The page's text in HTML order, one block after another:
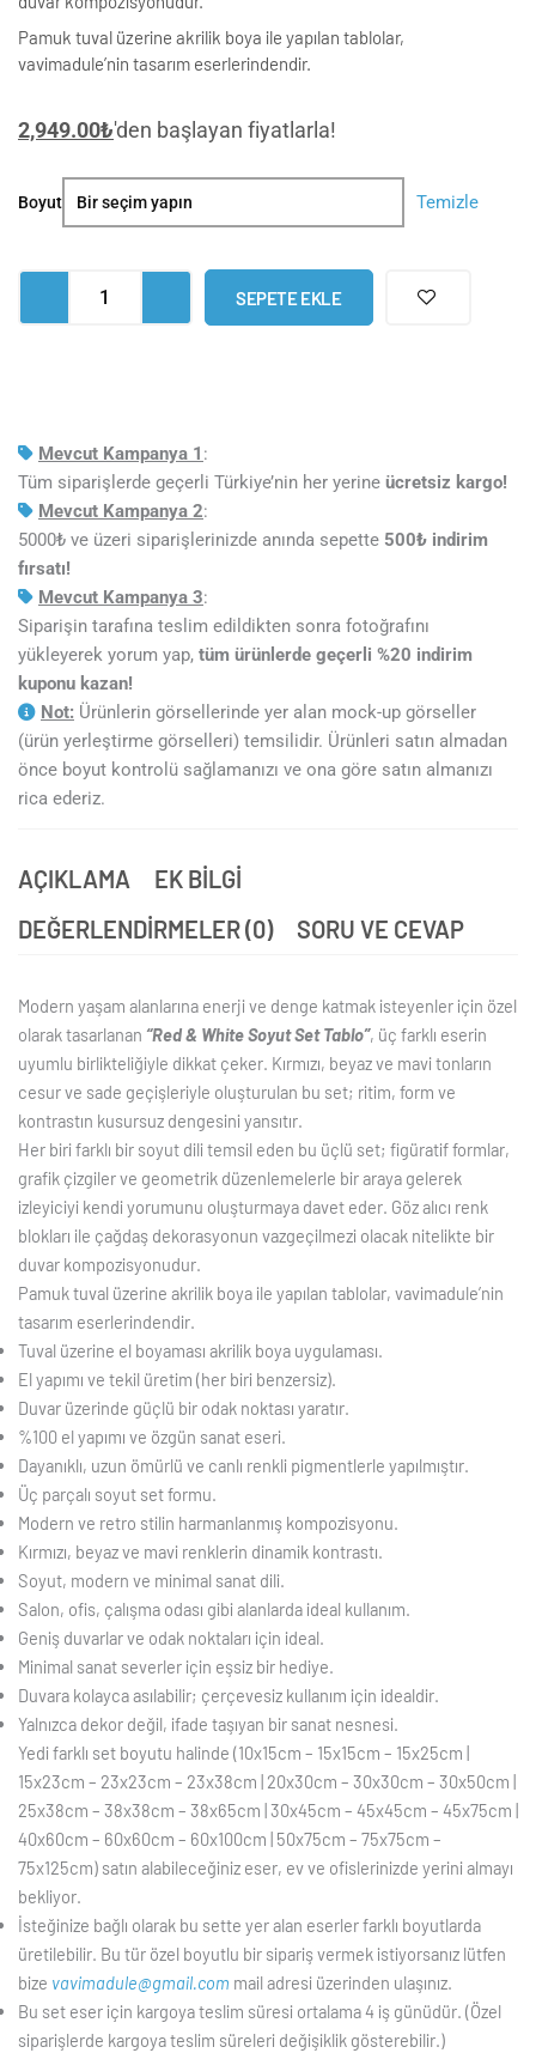
Pamuk tuval üzerine akrilik boya ile yapılan tablolar,
vavimadule’nin tasarım eserlerindendir.
2,949.00₺'den başlayan fiyatlarla!
Boyut Temizle
Red&White
SEPETE EKLE
Mevcut Kampanya 1 :
Tüm siparişlerde geçerli Türkiye’nin her yerine ücretsiz kargo!
Mevcut Kampanya 2:
5000₺ ve üzeri siparişlerinizde anında sepette 500₺ indirim
fırsatı!
Mevcut Kampanya 3:
Siparişin tarafına teslim edildikten sonra fotoğrafını
yükleyerek yorum yap, tüm ürünlerde geçerli %20 indirim
kuponu kazan!
Not: Ürünlerin görsellerinde yer alan mock-up görseller
(ürün yerleştirme görselleri) temsilidir. Ürünleri satın almadan
önce boyut kontrolü sağlamanızı ve ona göre satın almanızı
rica ederiz.
AÇIKLAMA
EK BILGI
DEĞERLENDIRMELER (0)
SORU VE CEVAP
Modern yaşam alanlarına enerji ve denge katmak isteyenler için özel
olarak tasarlanan “Red & White Soyut Set Tablo”, üç farklı eserin
uyumlu birlikteliğiyle dikkat çeker. Kırmızı, beyaz ve mavi tonların
cesur ve sade geçişleriyle oluşturulan bu set; ritim, form ve
kontrastın kusursuz dengesini yansıtır.
Her biri farklı bir soyut dili temsil eden bu üçlü set; figüratif formlar,
grafik çizgiler ve geometrik düzenlemelerle bir araya gelerek
izleyiciyi kendi yorumunu oluşturmaya davet eder. Göz alıcı renk
blokları ile çağdaş dekorasyonun vazgeçilmezi olacak nitelikte bir
duvar kompozisyonudur.
Pamuk tuval üzerine akrilik boya ile yapılan tablolar, vavimadule’nin
tasarım eserlerindendir.
Tuval üzerine el boyaması akrilik boya uygulaması.
El yapımı ve tekil üretim (her biri benzersiz).
Duvar üzerinde güçlü bir odak noktası yaratır.
%100 el yapımı ve özgün sanat eseri.
Dayanıklı, uzun ömürlü ve canlı renkli pigmentlerle yapılmıştır.
Üç parçalı soyut set formu.
Modern ve retro stilin harmanlanmış kompozisyonu.
Kırmızı, beyaz ve mavi renklerin dinamik kontrastı.
Soyut, modern ve minimal sanat dili.
Salon, ofis, çalışma odası gibi alanlarda ideal kullanım.
Geniş duvarlar ve odak noktaları için ideal.
Minimal sanat severler için eşsiz bir hediye.
Duvara kolayca asılabilir; çerçevesiz kullanım için idealdir.
Yalnızca dekor değil, ifade taşıyan bir sanat nesnesi.
Yedi farklı set boyutu halinde (10x15cm – 15x15cm – 15x25cm |
15x23cm – 23x23cm – 23x38cm | 20x30cm – 30x30cm – 30x50cm |
25x38cm – 38x38cm – 38x65cm | 30x45cm – 45x45cm – 45x75cm |
40x60cm – 60x60cm – 60x100cm | 50x75cm – 75x75cm –
75x125cm) satın alabileceğiniz eser, ev ve ofislerinizde yerini almayı
bekliyor.
İsteğinize bağlı olarak bu sette yer alan eserler farklı boyutlarda
üretilebilir. Bu tür özel boyutlu bir sipariş vermek istiyorsanız lütfen
bize vavimadule@gmail.com mail adresi üzerinden ulaşınız.
Bu set eser için kargoya teslim süresi ortalama 4 iş günüdür. (Özel
siparişlerde kargoya teslim süreleri değişiklik gösterebilir.)